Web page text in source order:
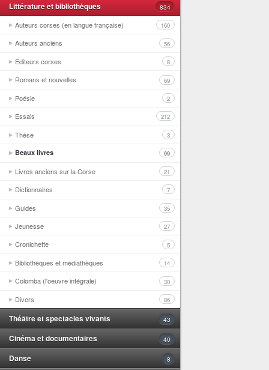
Littérature et bibliothèques 834
Auteurs corses (en langue française) 160
Auteurs anciens 56
Editeurs corses 8
Romans et nouvelles 69
Poésie 2
Essais 212
Thèse 3
Beaux livres 99
Livres anciens sur la Corse 21
Dictionnaires 7
Guides 35
Jeunesse 27
Cronichette 5
Bibliothèques et médiathèques 14
Colomba (l'oeuvre intégrale) 30
Divers 86
Théâtre et spectacles vivants 43
Cinéma et documentaires 40
Danse 8